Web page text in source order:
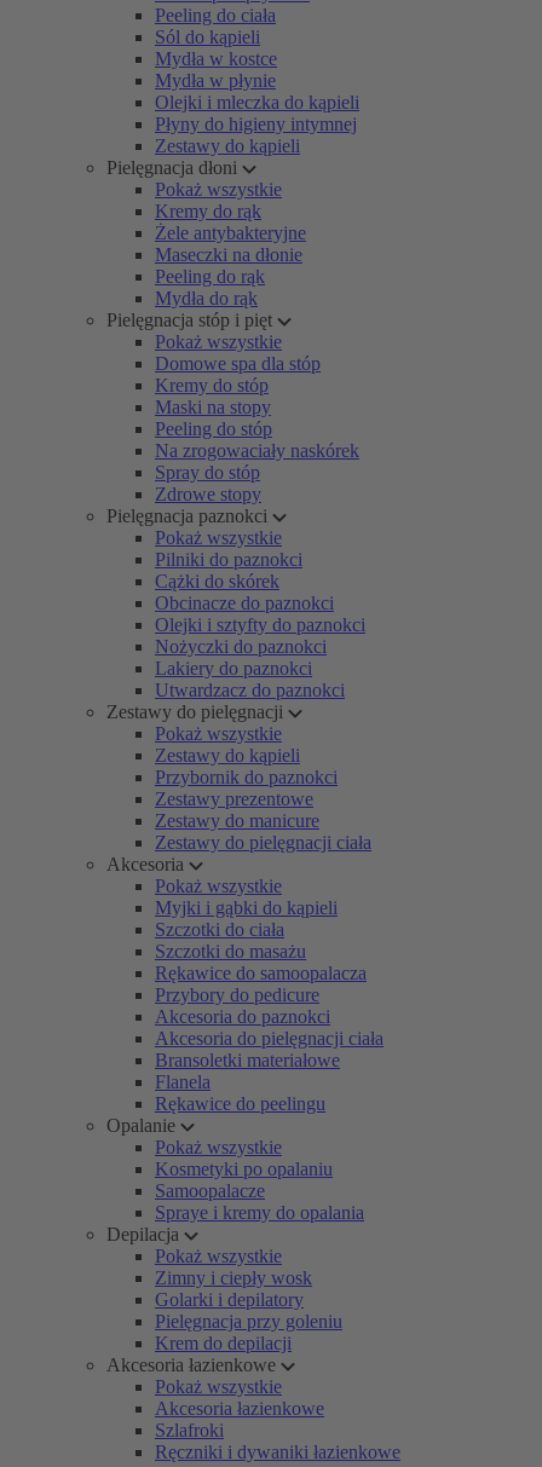
Peeling do ciała
Sól do kąpieli
Mydła w kostce
Mydła w płynie
Olejki i mleczka do kąpieli
Płyny do higieny intymnej
Zestawy do kąpieli
Pielęgnacja dłoni
Pokaż wszystkie
Kremy do rąk
Żele antybakteryjne
Maseczki na dłonie
Peeling do rąk
Mydła do rąk
Pielęgnacja stóp i pięt
Pokaż wszystkie
Domowe spa dla stóp
Kremy do stóp
Maski na stopy
Peeling do stóp
Na zrogowaciały naskórek
Spray do stóp
Zdrowe stopy
Pielęgnacja paznokci
Pokaż wszystkie
Pilniki do paznokci
Cążki do skórek
Obcinacze do paznokci
Olejki i sztyfty do paznokci
Nożyczki do paznokci
Lakiery do paznokci
Utwardzacz do paznokci
Zestawy do pielęgnacji
Pokaż wszystkie
Zestawy do kąpieli
Przybornik do paznokci
Zestawy prezentowe
Zestawy do manicure
Zestawy do pielęgnacji ciała
Akcesoria
Pokaż wszystkie
Myjki i gąbki do kąpieli
Szczotki do ciała
Szczotki do masażu
Rękawice do samoopalacza
Przybory do pedicure
Akcesoria do paznokci
Akcesoria do pielęgnacji ciała
Bransoletki materiałowe
Flanela
Rękawice do peelingu
Opalanie
Pokaż wszystkie
Kosmetyki po opalaniu
Samoopalacze
Spraye i kremy do opalania
Depilacja
Pokaż wszystkie
Zimny i ciepły wosk
Golarki i depilatory
Pielęgnacja przy goleniu
Krem do depilacji
Akcesoria łazienkowe
Pokaż wszystkie
Akcesoria łazienkowe
Szlafroki
Ręczniki i dywaniki łazienkowe